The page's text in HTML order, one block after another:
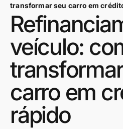
transformar seu carro em
veículo:
carro em
rápido